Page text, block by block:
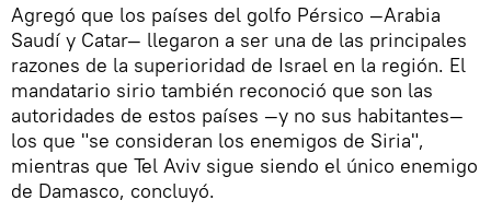
Agregó que los países del golfo Pérsico —Arabia
Saudí y Catar— llegaron a ser una de las principales
razones de la superioridad de Israel en la región. El
mandatario sirio también reconoció que son las
autoridades de estos países —y no sus habitantes—
los que "se consideran los enemigos de Siria",
mientras que Tel Aviv sigue siendo el único enemigo
de Damasco, concluyó.